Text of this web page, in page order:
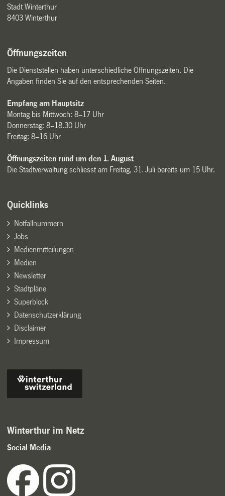
Stadt Winterthur
8403 Winterthur
Öffnungszeiten
Die Dienststellen haben unterschiedliche Öffnungszeiten. Die
Angaben finden Sie auf den entsprechenden Seiten.
Empfang am Hauptsitz
Montag bis Mittwoch: 8–17 Uhr
Donnerstag: 8–18.30 Uhr
Freitag: 8–16 Uhr
Öffnungszeiten rund um den 1. August
Die Stadtverwaltung schliesst am Freitag, 31. Juli bereits um 15 Uhr.
Quicklinks
Notfallnummern
Jobs
Medienmitteilungen
Medien
Newsletter
Stadtpläne
Superblock
Datenschutzerklärung
Disclaimer
Impressum
Winterthur im Netz
Social Media